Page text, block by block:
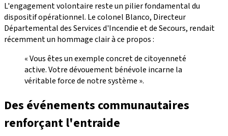
L'engagement volontaire reste un pilier fondamental du
dispositif opérationnel. Le colonel Blanco, Directeur
Départemental des Services d'Incendie et de Secours, rendait
récemment un hommage clair à ce propos :
« Vous êtes un exemple concret de citoyenneté
active. Votre dévouement bénévole incarne la
véritable force de notre système ».
Des événements communautaires
renforçant l'entraide